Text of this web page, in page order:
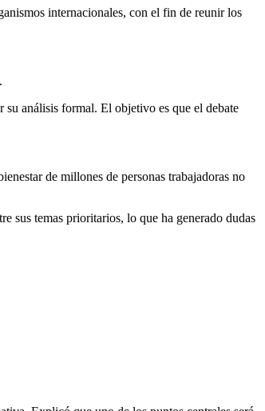
internacionales, con el fin de reunir los
su análisis formal. El objetivo es que el debate
de millones de personas trabajadoras no
sus temas prioritarios, lo que ha generado dudas